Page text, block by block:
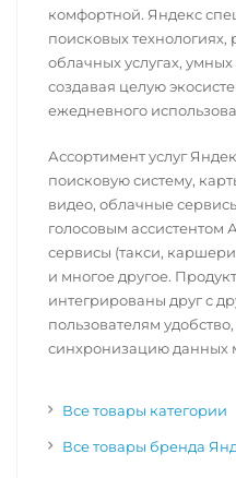
комфортной. Яндекс
поисковых
облачных услугах, умных
создавая целую
ежедневного
Ассортимент услуг
поисковую систему,
видео, облачные
голосовым ассистентом
сервисы (такси,
и многое другое.
интегрированы друг с
пользователям
синхронизацию данных
Все товары категории
Все товары бренда